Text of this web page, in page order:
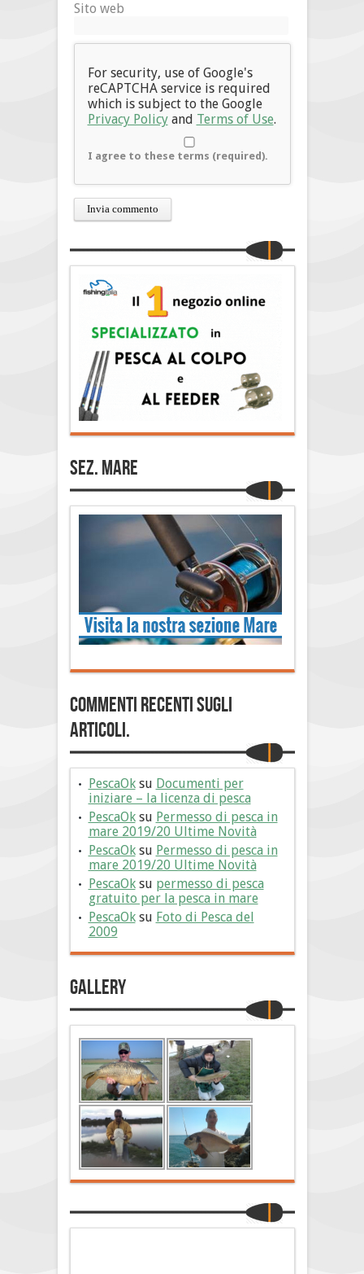
Sito web
For security, use of Google's
reCAPTCHA service is required
which is subject to the Google
Privacy Policyand Terms of Use.
I agree to these terms (required).
Sez. Mare
Commenti Recenti sugli
articoli.
PescaOksu Documenti per
iniziare – la licenza di pesca
PescaOksu Permesso di pesca in
mare 2019/20 Ultime Novità
PescaOksu Permesso di pesca in
mare 2019/20 Ultime Novità
PescaOksu permesso di pesca
gratuito per la pesca in mare
PescaOksu Foto di Pesca del
2009
Gallery